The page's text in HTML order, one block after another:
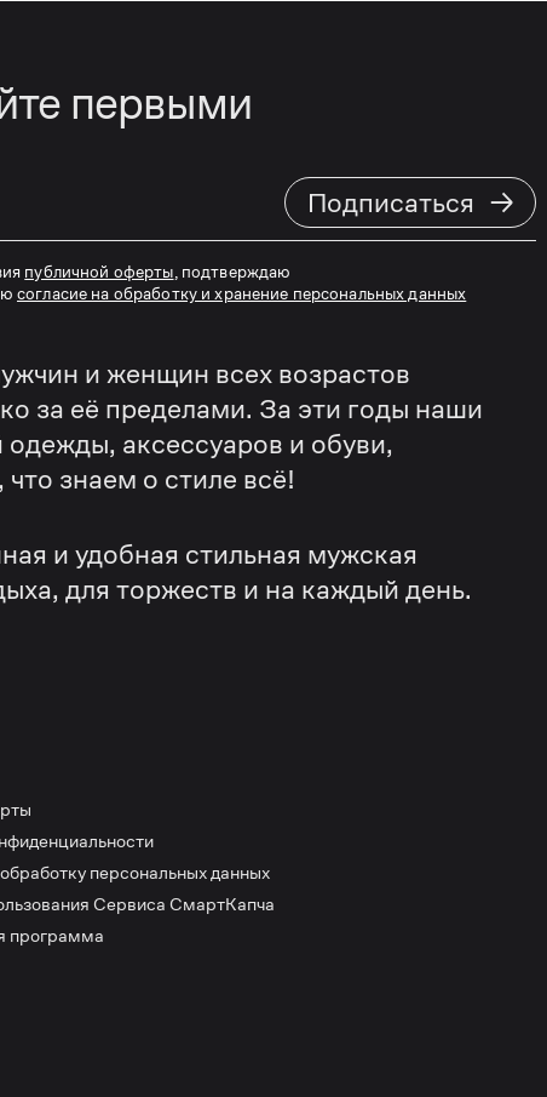
первыми
Подписаться →
публичной оферты , подтверждаю
согласие на обработку и хранение персональных данных
и женщин всех возрастов
за её пределами. За эти годы наши
аксессуаров и обуви,
знаем о стиле всё!
и удобная стильная мужская
для торжеств и на каждый день.
персональных данных
Сервиса СмартКапча
программа